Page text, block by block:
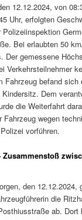
12.12.2024, von
Uhr, erfolgten
Bei erlaubten 50
Der gemessene
Verkehrsteilnehmer
Fahrzeug befand sich
Dem
die Weiterfahrt
Fahrzeug wegen
vorführen.
Zusammenstoß
den 12.12.2024,
die
ab. Dort